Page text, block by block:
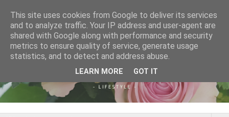
This site uses cookies from Google to deliver its services
and to analyze traffic. Your IP address and user-agent are
shared with Google along with performance and security
metrics to ensure quality of service, generate usage
statistics, and to detect and address abuse.
LEARN MORE GOT IT